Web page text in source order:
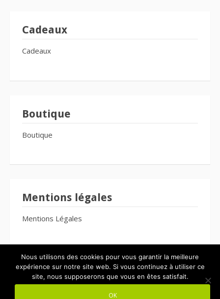
Cadeaux
Cadeaux
Boutique
Boutique
Mentions légales
Mentions Légales
Nous utilisons des cookies pour vous garantir la meilleure
expérience sur notre site web. Si vous continuez à utiliser ce
site, nous supposerons que vous en êtes satisfait.
OK